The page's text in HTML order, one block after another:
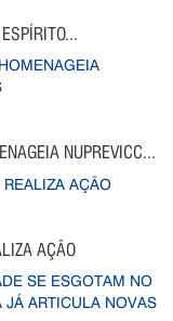
NUPREVICC...
AÇÃO